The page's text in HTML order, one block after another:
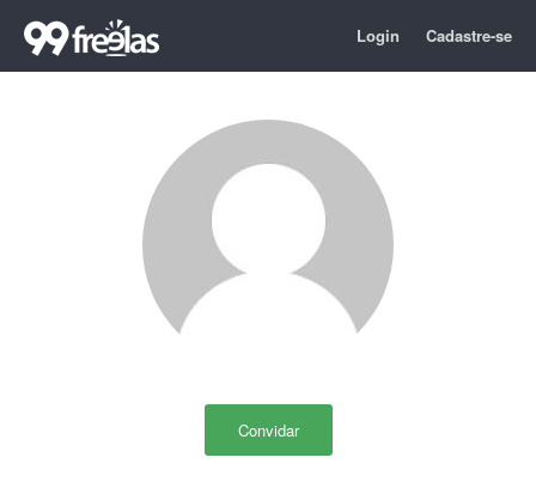
Login Cadastre-se
Convidar